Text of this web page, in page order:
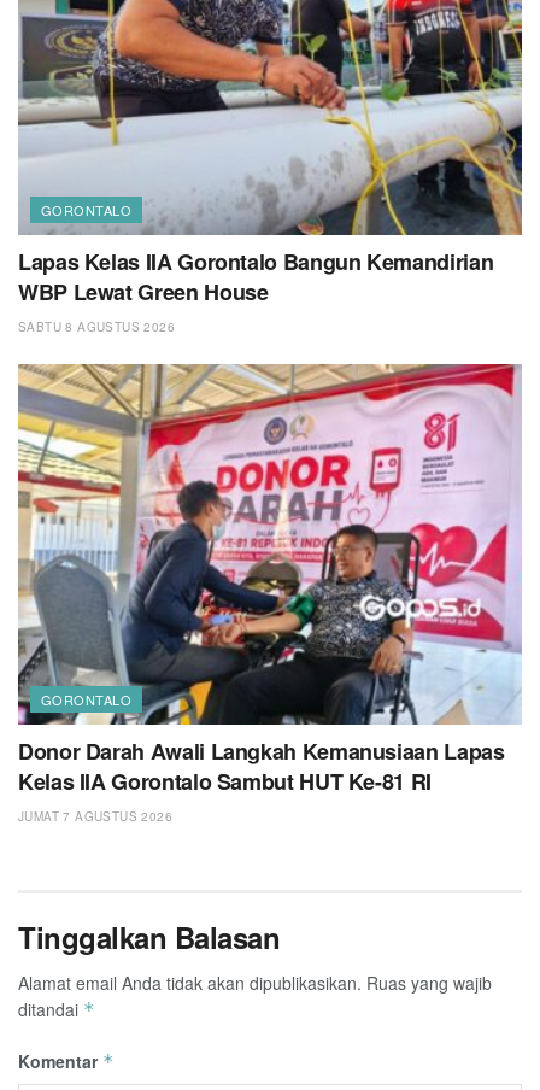
GORONTALO
Lapas Kelas IIA Gorontalo Bangun Kemandirian
WBP Lewat Green House
SABTU 8 AGUSTUS 2026
GORONTALO
Donor Darah Awali Langkah Kemanusiaan Lapas
Kelas IIA Gorontalo Sambut HUT Ke-81 RI
JUMAT 7 AGUSTUS 2026
Tinggalkan Balasan
Alamat email Anda tidak akan dipublikasikan. Ruas yang wajib
ditandai *
Komentar *